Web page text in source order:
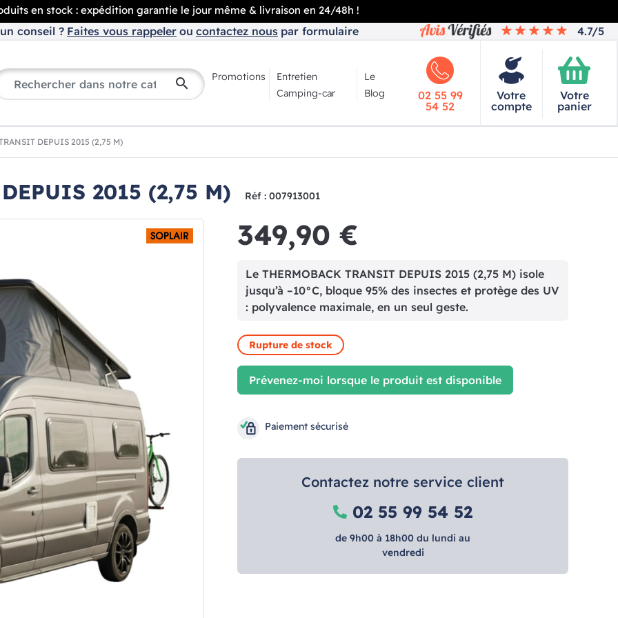
en stock : expédition garantie le jour même & livraison en 24/48h !
conseil ? Faites vous rappeler ou contactez nous par formulaire 4.7/5
search Promotions
Entretien
Camping-car
Le
Blog
02 55 99
54 52
Votre
compte
Votre
panier
DEPUIS 2015 (2,75 M)
2015 (2,75 M) Réf : 007913001
349,90 €
Le THERMOBACK TRANSIT DEPUIS 2015 (2,75 M) isole
jusqu’à –10°C, bloque 95% des insectes et protège des UV
: polyvalence maximale, en un seul geste.
Rupture de stock
Prévenez-moi lorsque le produit est disponible
Paiement sécurisé
Contactez notre service client
02 55 99 54 52
de 9h00 à 18h00 du lundi au
vendredi